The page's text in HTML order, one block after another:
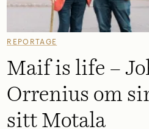
REPORTAGE
Maif is life –
Orrenius om
sitt Motala